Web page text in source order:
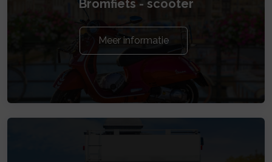
Bromfiets - scooter
Meer informatie